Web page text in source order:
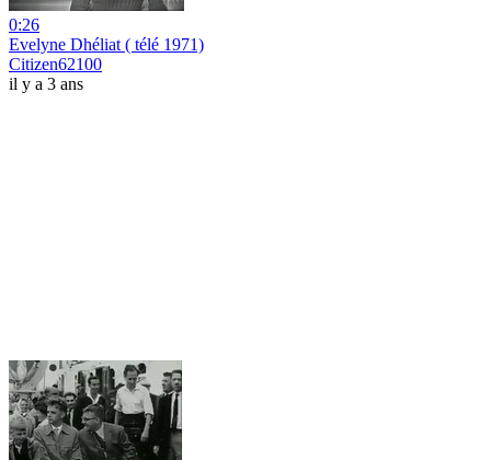
0:26
Evelyne Dhéliat ( télé 1971)
Citizen62100
il y a 3 ans